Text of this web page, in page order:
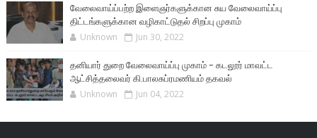
வேலைவாய்ப்பற்ற இளைஞர்களுக்கான சுய வேலைவாய்ப்பு
திட்டங்களுக்கான வழிகாட்டுதல் சிறப்பு முகாம்
Unknown Jun 30, 2022
தனியார் துறை வேலைவாய்ப்பு முகாம் - கடலூர் மாவட்ட
ஆட்சித்தலைவர் கி.பாலசுப்ரமணியம் தகவல்
Unknown Jun 04, 2022